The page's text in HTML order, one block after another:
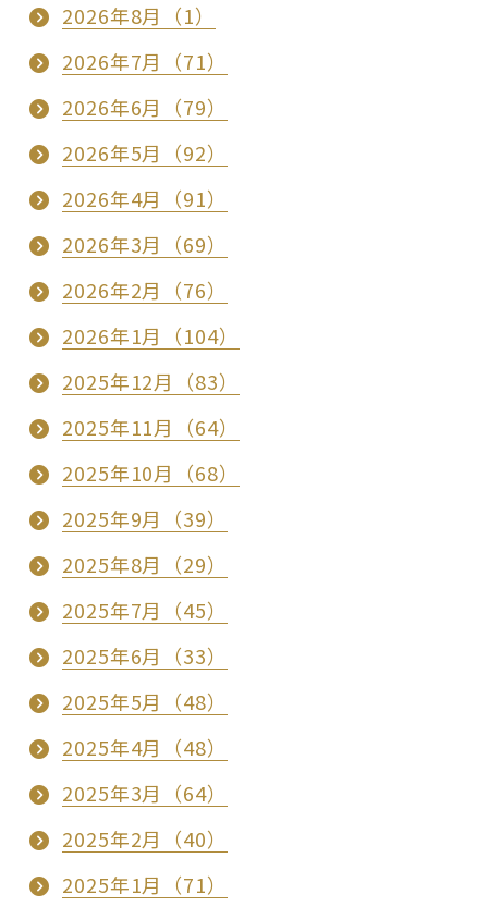
2026年8月（1）
2026年7月（71）
2026年6月（79）
2026年5月（92）
2026年4月（91）
2026年3月（69）
2026年2月（76）
2026年1月（104）
2025年12月（83）
2025年11月（64）
2025年10月（68）
2025年9月（39）
2025年8月（29）
2025年7月（45）
2025年6月（33）
2025年5月（48）
2025年4月（48）
2025年3月（64）
2025年2月（40）
2025年1月（71）